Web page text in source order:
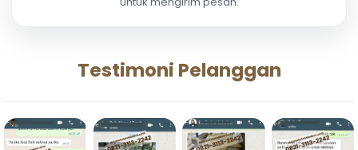
Testimoni Pelanggan